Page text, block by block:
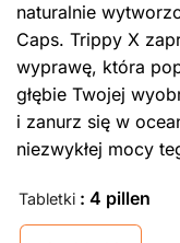
naturalnie
Caps. Trippy X
wyprawę, która
głębie Twojej
i zanurz się w
niezwykłej mocy
Tabletki : 4 pillen